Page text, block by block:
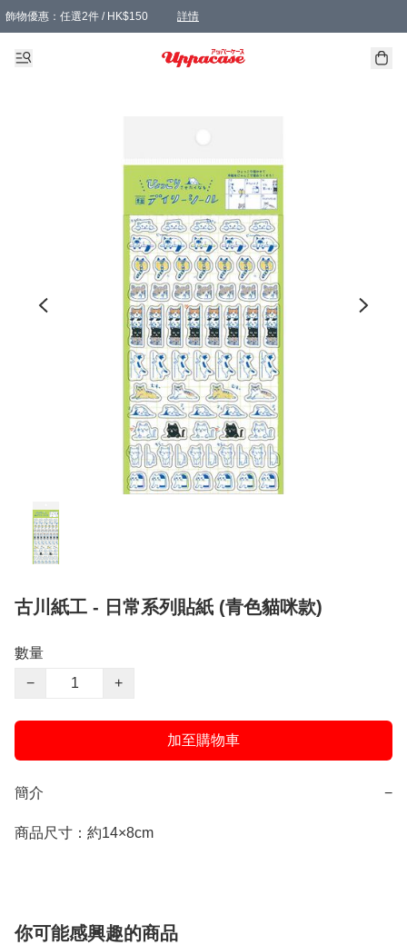
飾物優惠：任選2件 / HK$150 詳情
髮飾優惠：任選2件 / HK$100 詳情
精選襪子優惠：任選3對 / HK$115 詳情
滿額免運：本地訂單滿港幣350元可享免運費優惠
古川紙工 - 日常系列貼紙 (青色貓咪款)
數量
−
+
加至購物車
簡介 −
商品尺寸：約14×8cm
你可能感興趣的商品